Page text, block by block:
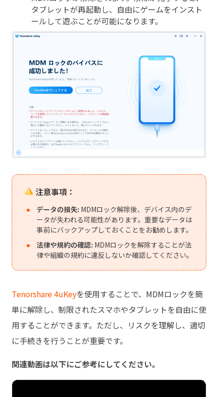
タブレットが再起動し、自由にゲームをインスト
ールして遊ぶことが可能になります。
注意事項：
データの損失: MDMロック解除後、デバイス内のデ
ータが失われる可能性があります。重要なデータは
事前にバックアップしておくことをお勧めします。
法律や規約の確認: MDMロックを解除することが法
律や組織の規約に違反しないか確認してください。
Tenorshare 4uKeyを使用することで、MDMロックを簡
単に解除し、制限されたスマホやタブレットを自由に使
用することができます。ただし、リスクを理解し、適切
に手続きを行うことが重要です。
関連動画は以下にご参考にしてください。